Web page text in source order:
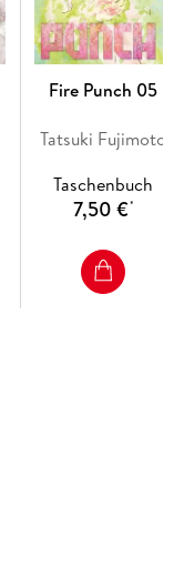
Fire Punch 05
Tatsuki Fujimoto
Taschenbuch
7,50 €*